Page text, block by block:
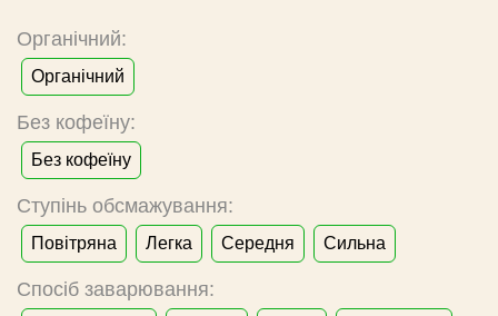
Органічний:
Органічний
Без кофеїну:
Без кофеїну
Ступінь обсмажування:
Повітряна Легка Середня Сильна
Спосіб заварювання: